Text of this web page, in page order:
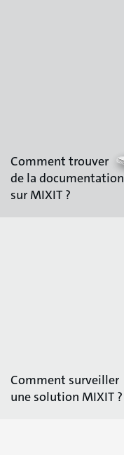
Comment trouver
de la documentation
sur MIXIT ?
Comment surveiller
une solution MIXIT ?